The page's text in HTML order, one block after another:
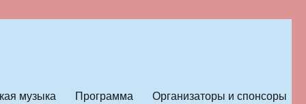
музыка Программа Организаторы и спонсоры